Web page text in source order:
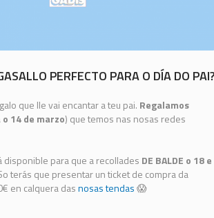
PERFECTO PARA O DÍA DO
que lle vai encantar a teu pai. Regalamos
14 de marzo) que temos nas nosas redes
disponible para que a recollades DE BALDE o 18 e
terás que presentar un ticket de compra da
en calquera dasnosas tendas😱